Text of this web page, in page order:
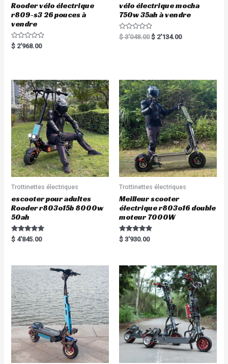
Rooder vélo électrique
r809-s3 26 pouces à
vendre
R
a
o
u
t
o
f
5
$ 2'968.00
vélo électrique mocha
750w 35ah à vendre
R
a
t
o
f
5
$3'048.00 $ 2'134.00
Trottinettes électriques
escooter pour adultes
Rooder r803o15b 8000w
50ah
Rated
5.00
$ 4'845.00
Trottinettes électriques
Meilleur scooter
électrique r803o16 double
moteur 7000W
Rated
5.00
$ 3'930.00